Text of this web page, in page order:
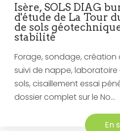
Isère, SOLS DIAG
d'étude de La Tour
de sols
stabilité
Forage, sondage, création
suivi de nappe,
sols, cisaillement essai
dossier complet sur le No...
En